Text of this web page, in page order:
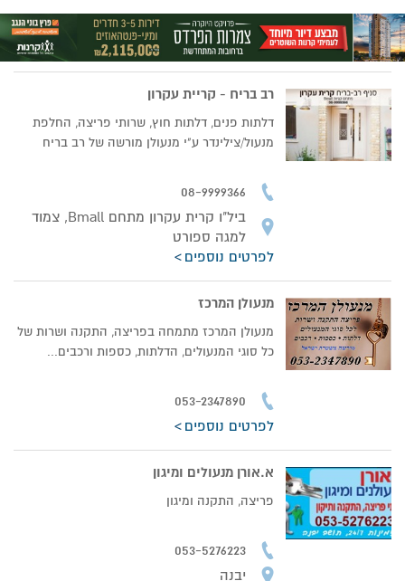
רב בריח - קריית עקרון
דלתות פנים, דלתות חוץ, שרותי פריצה, החלפת
מנעול/צילינדר ע"י מנעולן מורשה של רב בריח
08-9999366
ביל"ו קרית עקרון מתחם Bmall, צמוד
למגה ספורט
לפרטים נוספים
מנעולן המרכז
מנעולן המרכז מתמחה בפריצה, התקנה ושרות של
כל סוגי המנעולים, הדלתות, כספות ורכבים...
053-2347890
לפרטים נוספים
א.אורן מנעולים ומיגון
פריצה, התקנה ומיגון
053-5276223
יבנה